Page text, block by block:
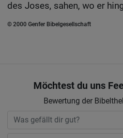
des Joses, sahen, wo er
© 2000 Genfer Bibelgesellschaft
Möchtest du uns
Bewertung der